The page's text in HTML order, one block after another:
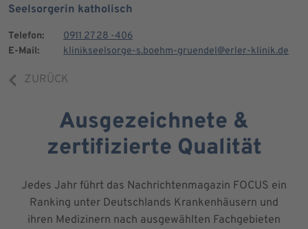
Seelsorgerin katholisch
Telefon:
0911 27 28 -406
E-Mail:
klinikseelsorge-s.boehm-gruendel@erler-klinik.de
ZURÜCK
Ausgezeichnete &
zertifizierte Qualität
Jedes Jahr führt das Nachrichtenmagazin FOCUS ein
Ranking unter Deutschlands Krankenhäusern und
ihren Medizinern nach ausgewählten Fachgebieten